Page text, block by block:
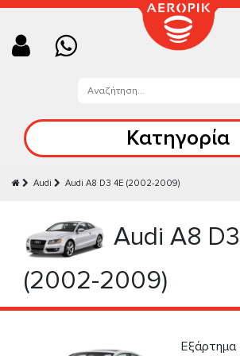
Κατηγορία
Audi Audi А8 D3 4E (2002-2009)
Audi А8
(2002-2009)
Εξάρτημα